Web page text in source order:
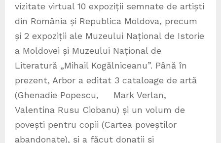
vizitate virtual 10 expoziții semnate de artiști
din România și Republica Moldova, precum
și 2 expoziții ale Muzeului Național de Istorie
a Moldovei și Muzeului Național de
Literatură „Mihail Kogălniceanu”. Până în
prezent, Arbor a editat 3 cataloage de artă
(Ghenadie Popescu, Mark Verlan,
Valentina Rusu Ciobanu) și un volum de
povești pentru copii (Cartea poveștilor
abandonate), și a făcut donații și